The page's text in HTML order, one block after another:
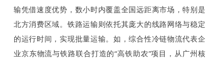
输凭借速度优势，数小时内覆盖全国远距离市场，特别是
北方消费区域。铁路运输则依托其庞大的线路网络与稳定
的运行时间，实现批量运输。如，综合性冷链物流代表企
业京东物流与铁路联合打造的“高铁助农”项目，从广州核